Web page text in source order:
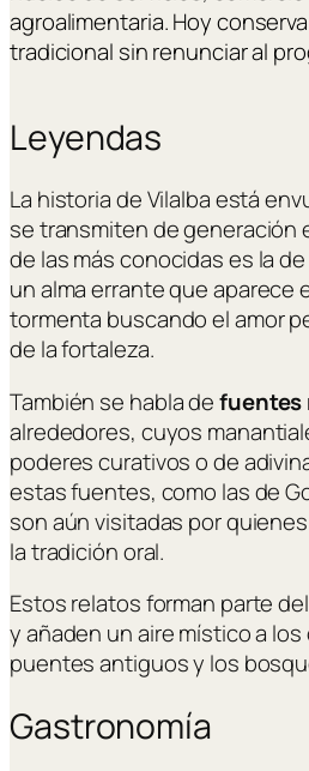
agroalimentaria. Hoy
tradicional sin renunciar al
Leyendas
La historia de Vilalba está
se transmiten de generación
de las más conocidas es la de
un alma errante que aparece
tormenta buscando el amor
de la fortaleza.
También se habla defuentes
alrededores, cuyos
poderes curativos o de
estas fuentes, como las de
son aún visitadas por
la tradición oral.
Estos relatos forman parte
y añaden un aire místico a
puentes antiguos y los
Gastronomía